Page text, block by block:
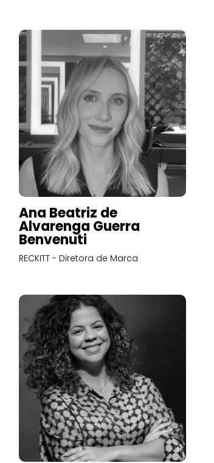
Ana Beatriz de
Alvarenga Guerra
Benvenuti
RECKITT - Diretora de Marca